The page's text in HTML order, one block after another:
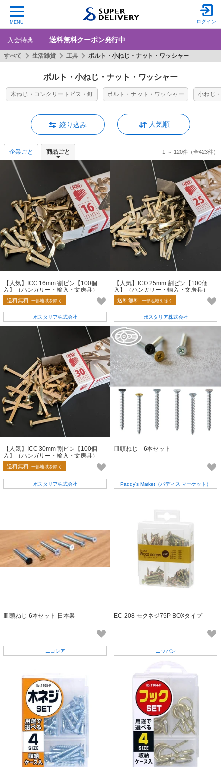
MENU ログイン
入会特典 送料無料クーポン発行中
ボルト・小ねじ・ナット・ワッシャー
木ねじ・コンクリートビス・釘 ボルト・ナット・ワッシャー 小ねじ
すべて 生活雑貨 工具 ボルト・小ねじ・ナット・ワッシャー
絞り込み 人気順
企業ごと 商品ごと 1 ～ 120件（全423件）
【人気】ICO 16mm 割ピン【100個
入】（ハンガリー・輸入・文房具）
送料無料 一部地域を除く
ポスタリア株式会社
【人気】ICO 25mm 割ピン【100個
入】（ハンガリー・輸入・文房具）
送料無料 一部地域を除く
ポスタリア株式会社
【人気】ICO 30mm 割ピン【100個
入】（ハンガリー・輸入・文房具）
送料無料 一部地域を除く
ポスタリア株式会社
皿頭ねじ 6本セット
Paddy's Market（パディス マーケット）
皿頭ねじ 6本セット 日本製
ニコシア
EC-208 モクネジ75P BOXタイプ
ニッパン